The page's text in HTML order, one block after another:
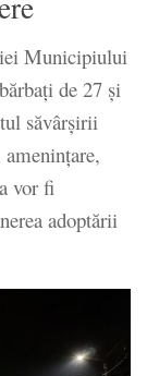
Municipiului
de 27 și
săvârşirii
vor fi
adoptării